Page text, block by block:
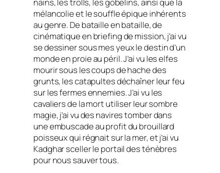
mélancolie et le souffle épique inhérents
au genre. De bataille en bataille, de
cinématique en briefing de mission, j’ai vu
se dessiner sous mes yeux le destin d’un
monde en proie au péril. J’ai vu les elfes
mourir sous les coups de hache des
grunts, les catapultes déchaîner leur feu
sur les fermes ennemies. J’ai vu les
cavaliers de la mort utiliser leur sombre
magie, j’ai vu des navires tomber dans
une embuscade au profit du brouillard
poisseux qui régnait sur la mer, et j’ai vu
Kadghar sceller le portail des ténèbres
pour nous sauver tous.